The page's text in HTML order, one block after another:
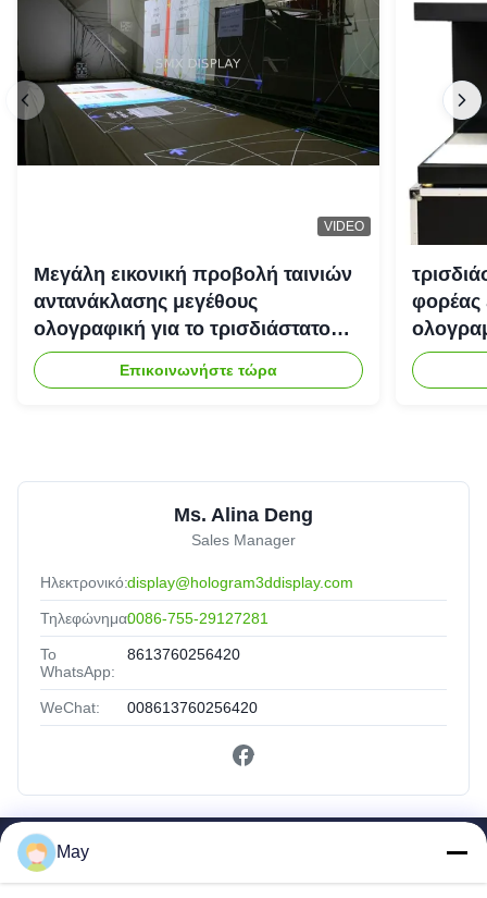
VIDEO
Μεγάλη εικονική προβολή ταινιών
αντανάκλασης μεγέθους
ολογραφική για το τρισδιάστατο
σύστημα προβολέων
ολογραμμάτων
Επικοινωνήστε τώρα
φορέας
Ms. Alina Deng
Sales Manager
Ηλεκτρονικό:display@hologram3ddisplay.com
Τηλεφώνημα:0086-755-29127281
Το
WhatsApp:
8613760256420
WeChat: 008613760256420
May